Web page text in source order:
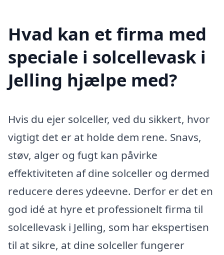
Hvad kan et firma med
speciale i solcellevask i
Jelling hjælpe med?
Hvis du ejer solceller, ved du sikkert, hvor
vigtigt det er at holde dem rene. Snavs,
støv, alger og fugt kan påvirke
effektiviteten af dine solceller og dermed
reducere deres ydeevne. Derfor er det en
god idé at hyre et professionelt firma til
solcellevask i Jelling, som har ekspertisen
til at sikre, at dine solceller fungerer